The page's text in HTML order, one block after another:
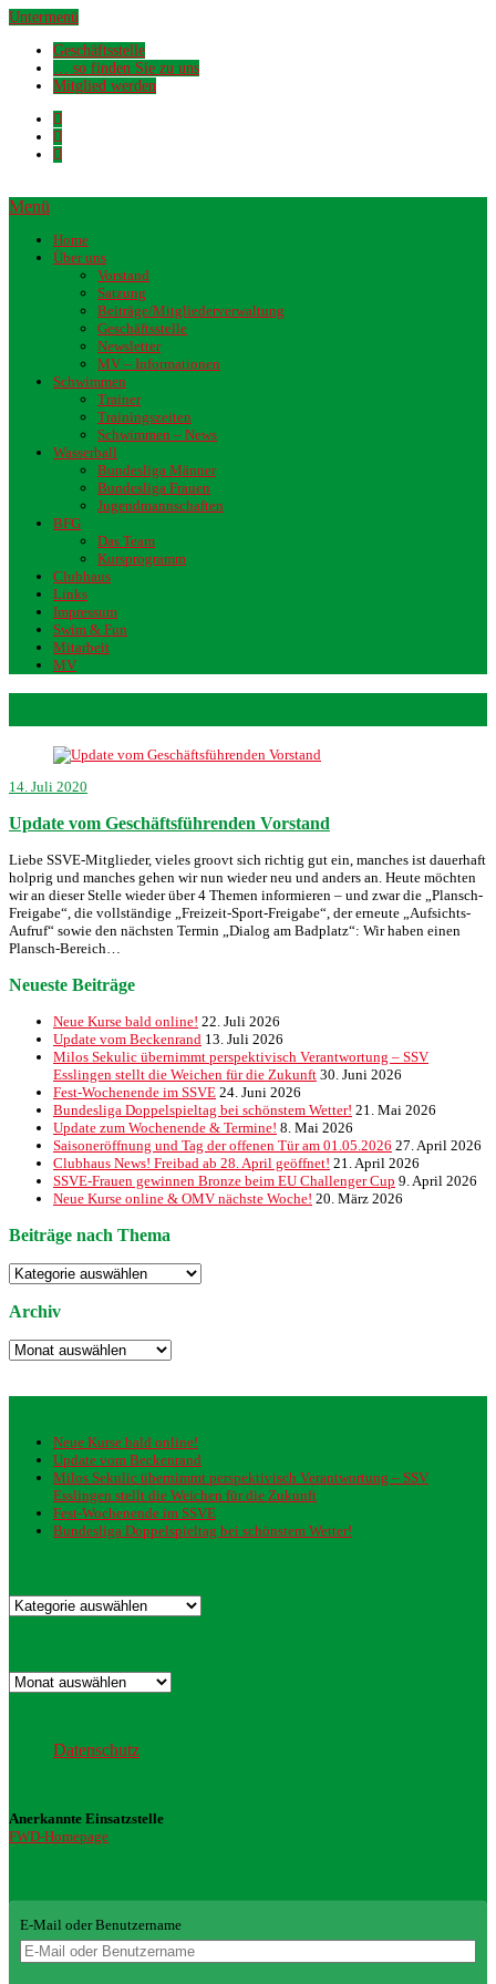
Untermenü
Geschäftsstelle
… so finden Sie zu uns
Mitglied werden
Menü
Home
Über uns
Vorstand
Satzung
Beiträge/Mitgliederverwaltung
Geschäftsstelle
Newsletter
MV – Informationen
Schwimmen
Trainer
Trainingszeiten
Schwimmen – News
Wasserball
Bundesliga Männer
Bundesliga Frauen
Jugendmannschaften
BFG
Das Team
Kursprogramm
Clubhaus
Links
Impressum
Swim & Fun
Mitarbeit
MV
14. Juli 2020
Update vom Geschäftsführenden Vorstand
Liebe SSVE-Mitglieder, vieles groovt sich richtig gut ein, manches ist dauerhaft
holprig und manches gehen wir nun wieder neu und anders an. Heute möchten
wir an dieser Stelle wieder über 4 Themen informieren – und zwar die „Plansch-
Freigabe“, die vollständige „Freizeit-Sport-Freigabe“, der erneute „Aufsichts-
Aufruf“ sowie den nächsten Termin „Dialog am Badplatz“: Wir haben einen
Plansch-Bereich…
Neueste Beiträge
Neue Kurse bald online! 22. Juli 2026
Update vom Beckenrand 13. Juli 2026
Milos Sekulic übernimmt perspektivisch Verantwortung – SSV
Esslingen stellt die Weichen für die Zukunft 30. Juni 2026
Fest-Wochenende im SSVE 24. Juni 2026
Bundesliga Doppelspieltag bei schönstem Wetter! 21. Mai 2026
Update zum Wochenende & Termine! 8. Mai 2026
Saisoneröffnung und Tag der offenen Tür am 01.05.2026 27. April 2026
Clubhaus News! Freibad ab 28. April geöffnet! 21. April 2026
SSVE-Frauen gewinnen Bronze beim EU Challenger Cup 9. April 2026
Neue Kurse online & OMV nächste Woche! 20. März 2026
Beiträge nach Thema
Beiträge
nach
Thema
Archiv
Archiv
Neue Kurse bald online!
Update vom Beckenrand
Milos Sekulic übernimmt perspektivisch Verantwortung – SSV
Esslingen stellt die Weichen für die Zukunft
Fest-Wochenende im SSVE
Bundesliga Doppelspieltag bei schönstem Wetter!
Kategorien
Archiv
Datenschutz
Anerkannte Einsatzstelle
FWD-Homepage
E-Mail oder Benutzername